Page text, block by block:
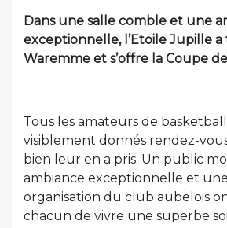
Dans une salle comble et une
exceptionnelle, l’Etoile Jupille a
Waremme et s’offre la Coupe
Tous les amateurs de basketball
visiblement donnés rendez-
bien leur en a pris. Un public
ambiance exceptionnelle et
organisation du club aubelois
chacun de vivre une superbe